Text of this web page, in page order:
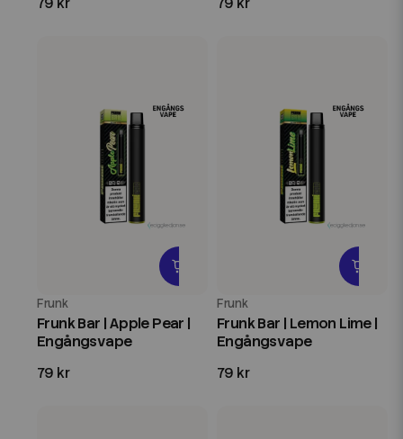
Frunk
Frunk Bar | Apple Pear |
Engångsvape
79 kr
Frunk
Frunk Bar | Lemon Lime |
Engångsvape
79 kr